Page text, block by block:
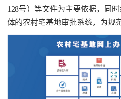
128号）等文件为主要依据，同
体的农村宅基地审批系统，为规